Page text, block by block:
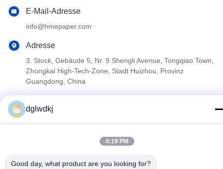
E-Mail-Adresse
info@hmepaper.com
Adresse
3. Stock, Gebäude 5, Nr. 9 Shengli Avenue, Tongqiao Town,
Zhongkai High-Tech-Zone, Stadt Huizhou, Provinz
Guangdong, China
2022-2026 Huizhou Longwangda Technology Co., Ltd. - Alle. Alle
dglwdkj
4:19 PM
Good day, what product are you looking for?